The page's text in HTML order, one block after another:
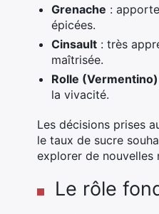
Grenache :
épicées.
Cinsault : très
maîtrisée.
Rolle (Vermentino)
la vivacité.
Les décisions prises
le taux de sucre
explorer de nouvelles
Le rôle